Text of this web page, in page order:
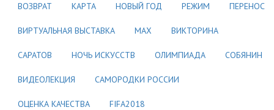
ВОЗВРАТ КАРТА НОВЫЙ ГОД РЕЖИМ ПЕРЕНОС
ВИРТУАЛЬНАЯ ВЫСТАВКА МАХ ВИКТОРИНА
САРАТОВ НОЧЬ ИСКУССТВ ОЛИМПИАДА СОБЯНИН
ВИДЕОЛЕКЦИЯ САМОРОДКИ РОССИИ
ОЦЕНКА КАЧЕСТВА FIFA2018